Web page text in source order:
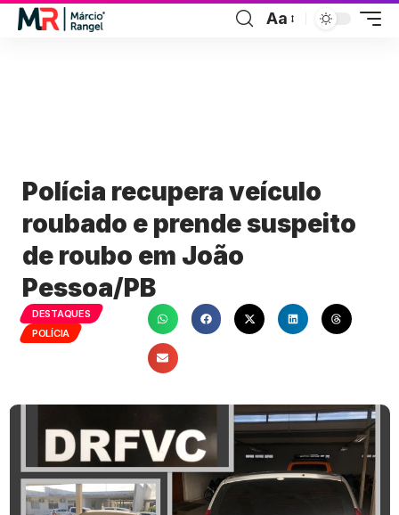
Aa
Polícia recupera veículo
roubado e prende suspeito
de roubo em João
Pessoa/PB
DESTAQUES
POLÍCIA